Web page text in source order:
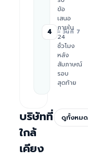
4
ข้อ
เสนอ
ภายใน
24
ชั่วโมง
หลัง
สัมภาษณ์
รอบ
สุดท้าย
≈ วันที่ 7
บริษัทที่
ใกล้
เคียง
ดูทั้งหมด